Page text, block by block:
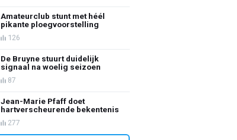
Amateurclub stunt met héél
pikante ploegvoorstelling
126
De Bruyne stuurt duidelijk
signaal na woelig seizoen
87
Jean-Marie Pfaff doet
hartverscheurende bekentenis
277